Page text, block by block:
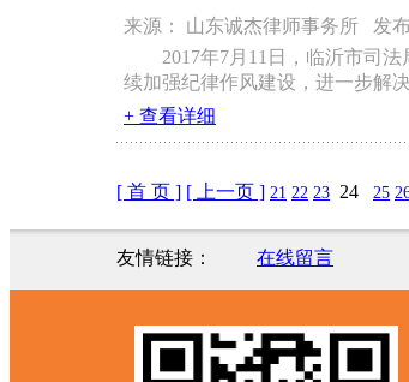
来源： 山东诚杰律师事务所 发布
2017年7月11日，临沂市司
续加强纪律作风建设，进一步解
+ 查看详细
[ 首 页 ] [ 上一页 ] 21 22 23 24 25
友情链接： 在线留言